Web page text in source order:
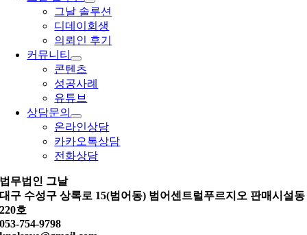
그날 솔루션
디데이회생
의뢰인 후기
커뮤니티
콘텐츠
성공사례
유튜브
상담문의
온라인상담
카카오톡상담
전화상담
법무법인 그날
대구 수성구 상록로 15(범어동) 범어센트럴푸르지오 판매시설동
220호
053-754-9798